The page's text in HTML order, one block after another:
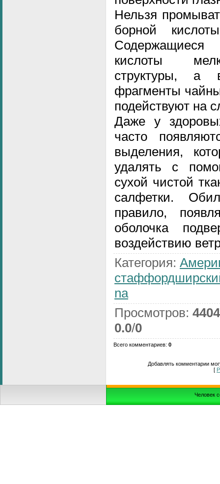
Нельзя
борной
кислоты
структуры,
фрагменты
подействуют на
Даже у
часто
выделения,
удалять с
сухой чистой
салфетки.
правило,
оболочка
воздействию
Категория:
na
Просмотров: 4404
0.0/0
Всего комментариев: 0
Добавлять комментарии
[
Человек